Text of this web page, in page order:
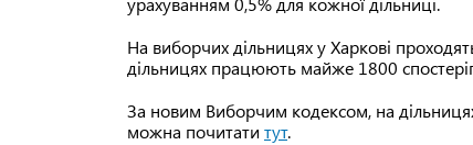
На виборчих дільницях у Харкові
дільницях працюють майже 1800
За новим Виборчим кодексом, на
можна почитати тут.